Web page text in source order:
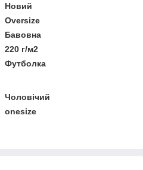
Новий
Oversize
Бавовна
220 г/м2
Футболка
Чоловічий
onesize